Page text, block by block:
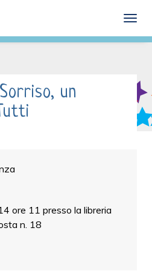
l'ANSABBIO
un
ore 11 presso la libreria
n. 18